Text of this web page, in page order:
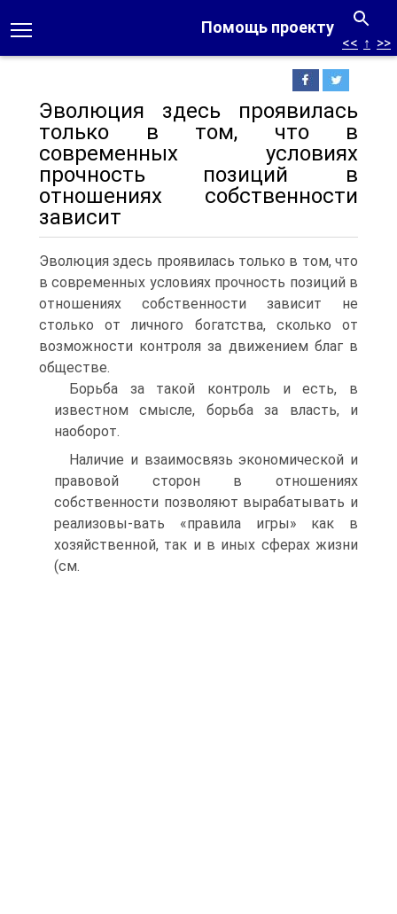
Помощь проекту
<< ↑ >>
Эволюция здесь проявилась
только в том, что в
современных условиях
прочность позиций в
отношениях собственности
зависит
Эволюция здесь проявилась только в том, что
в современных условиях прочность позиций в
отношениях собственности зависит не
столько от личного богатства, сколько от
возможности контроля за движением благ в
обществе.
Борьба за такой контроль и есть, в
известном смысле, борьба за власть, и
наоборот.
Наличие и взаимосвязь экономической и
правовой сторон в отношениях
собственности позволяют вырабатывать и
реализовы-вать «правила игры» как в
хозяйственной, так и в иных сферах жизни
(см.